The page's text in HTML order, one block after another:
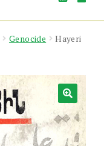
Genocide
Hayeri